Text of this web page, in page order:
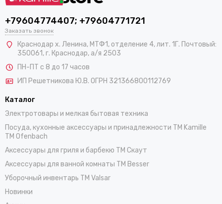
+79604774407; +79604771721
Заказать звонок
Краснодар х. Ленина, МТФ1, отделение 4, лит. 1Г. Почтовый:
350061, г. Краснодар, а/я 2503
ПН-ПТ с 8 до 17 часов
ИП Решетникова Ю.В. ОГРН 321366800112769
Каталог
Электротовары и мелкая бытовая техника
Посуда, кухонные аксессуары и принадлежности TM Kamille
TM Ofenbach
Аксессуары для гриля и барбекю TM Скаут
Аксессуары для ванной комнаты TM Besser
Уборочный инвентарь TM Valsar
Новинки